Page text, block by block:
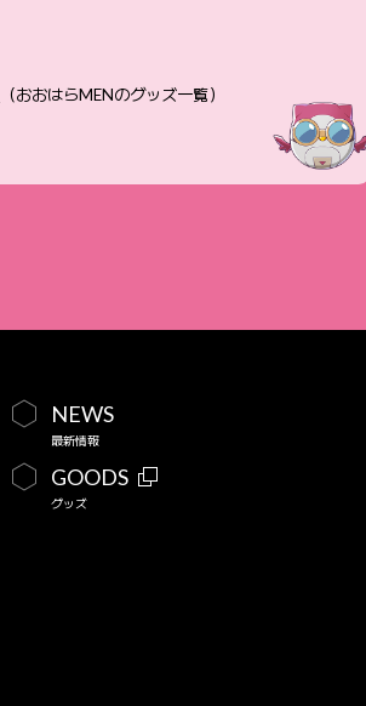
（おおはらMENのグッズ一覧）
NEWS
最新情報
GOODS
グッズ